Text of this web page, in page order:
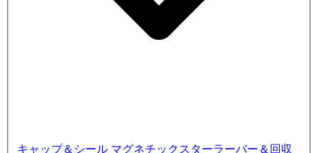
キャップ＆シール マグネチックスターラーバー＆回収